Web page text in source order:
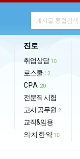
진로
취업상담 10
로스쿨 12
CPA 20
전문직 시험
고시·공무원 2
교직&임용
의·치·한·약 10